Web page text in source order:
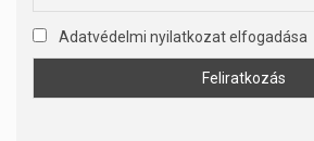
Adatvédelmi nyilatkozat elfogadása